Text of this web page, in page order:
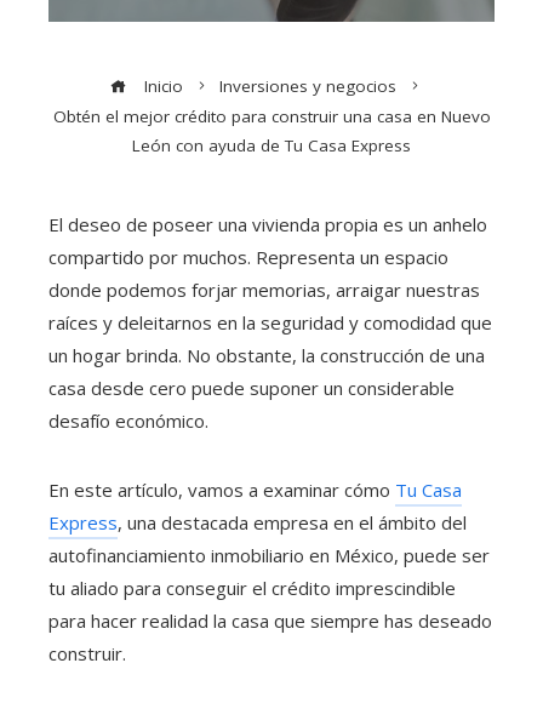
Inicio
Inversiones y negocios
Obtén el mejor crédito para construir una casa en Nuevo
León con ayuda de Tu Casa Express
El deseo de poseer una vivienda propia es un anhelo
compartido por muchos. Representa un espacio
donde podemos forjar memorias, arraigar nuestras
raíces y deleitarnos en la seguridad y comodidad que
un hogar brinda. No obstante, la construcción de una
casa desde cero puede suponer un considerable
desafío económico.
En este artículo, vamos a examinar cómo Tu Casa
Express, una destacada empresa en el ámbito del
autofinanciamiento inmobiliario en México, puede ser
tu aliado para conseguir el crédito imprescindible
para hacer realidad la casa que siempre has deseado
construir.